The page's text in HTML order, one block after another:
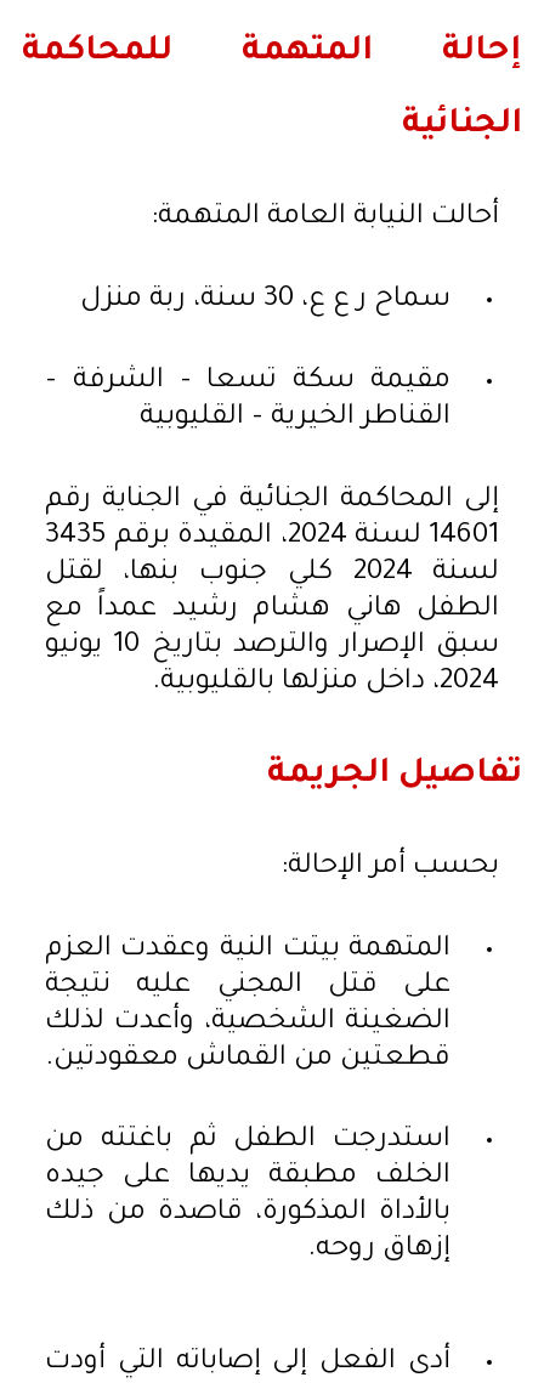
إحالة المتهمة للمحاكمة
الجنائية
أحالت النيابة العامة المتهمة:
سماح ر ع ع، 30 سنة، ربة منزل
مقيمة سكة تسعا – الشرفة –
القناطر الخيرية – القليوبية
إلى المحاكمة الجنائية في الجناية رقم
14601 لسنة 2024، المقيدة برقم 3435
لسنة 2024 كلي جنوب بنها، لقتل
الطفل هاني هشام رشيد عمداً مع
سبق الإصرار والترصد بتاريخ 10 يونيو
2024، داخل منزلها بالقليوبية.
تفاصيل الجريمة
بحسب أمر الإحالة:
المتهمة بيتت النية وعقدت العزم
على قتل المجني عليه نتيجة
الضغينة الشخصية، وأعدت لذلك
قطعتين من القماش معقودتين.
استدرجت الطفل ثم باغتته من
الخلف مطبقة يديها على جيده
بالأداة المذكورة، قاصدة من ذلك
إزهاق روحه.
أدى الفعل إلى إصاباته التي أودت